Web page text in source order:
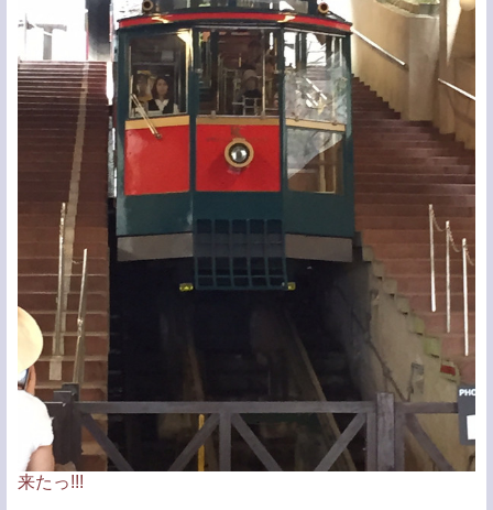
来たっ!!!